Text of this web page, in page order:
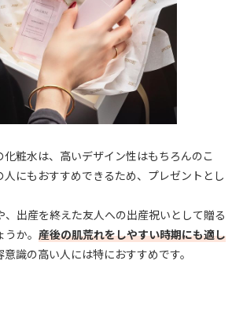
化粧水は、高いデザイン性はもちろんのこ
人にもおすすめできるため、プレゼントとし
、出産を終えた友人への出産祝いとして贈る
か。 産後の肌荒れをしやすい時期にも適し
意識の高い人には特におすすめです。